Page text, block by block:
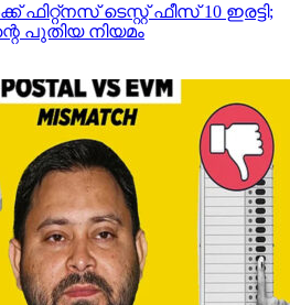
ടെസ്റ്റ് ഫീസ് 10 ഇരട്ടി;
പുതിയ നിയമം